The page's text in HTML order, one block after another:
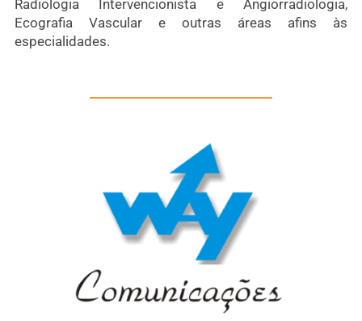
Radiologia Intervencionista e Angiorradiologia,
Ecografia Vascular e outras áreas afins às
especialidades.